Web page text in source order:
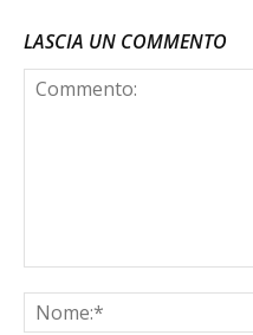
LASCIA UN COMMENTO